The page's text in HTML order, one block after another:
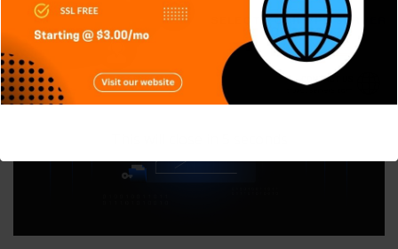
Carlos Conde Ago 6, 2026